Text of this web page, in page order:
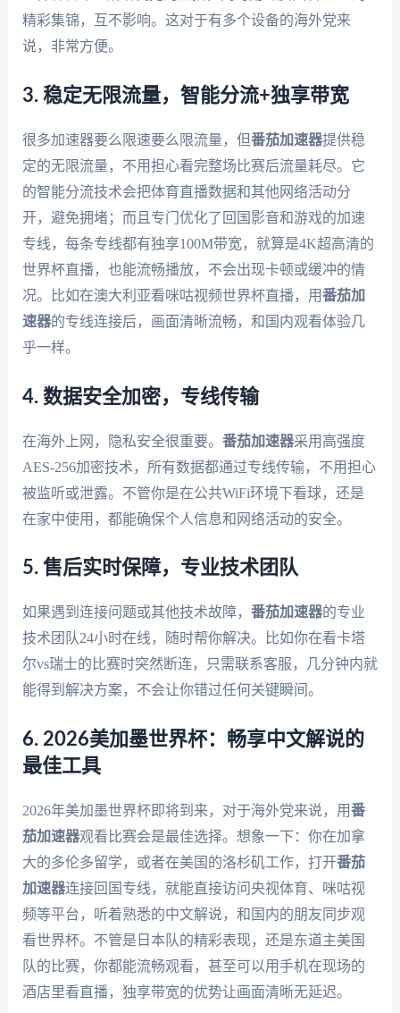
精彩集锦，互不影响。这对于有多个设备的海外党来
说，非常方便。
3. 稳定无限流量，智能分流+独享带宽
很多加速器要么限速要么限流量，但番茄加速器提供稳
定的无限流量，不用担心看完整场比赛后流量耗尽。它
的智能分流技术会把体育直播数据和其他网络活动分
开，避免拥堵；而且专门优化了回国影音和游戏的加速
专线，每条专线都有独享100M带宽，就算是4K超高清的
世界杯直播，也能流畅播放，不会出现卡顿或缓冲的情
况。比如在澳大利亚看咪咕视频世界杯直播，用番茄加
速器的专线连接后，画面清晰流畅，和国内观看体验几
乎一样。
4. 数据安全加密，专线传输
在海外上网，隐私安全很重要。 番茄加速器采用高强度
AES-256加密技术，所有数据都通过专线传输，不用担心
被监听或泄露。不管你是在公共WiFi环境下看球，还是
在家中使用，都能确保个人信息和网络活动的安全。
5. 售后实时保障，专业技术团队
如果遇到连接问题或其他技术故障， 番茄加速器的专业
技术团队24小时在线，随时帮你解决。比如你在看卡塔
尔vs瑞士的比赛时突然断连，只需联系客服，几分钟内就
能得到解决方案，不会让你错过任何关键瞬间。
6. 2026美加墨世界杯：畅享中文解说的
最佳工具
2026年美加墨世界杯即将到来，对于海外党来说，用番
茄加速器观看比赛会是最佳选择。想象一下：你在加拿
大的多伦多留学，或者在美国的洛杉矶工作，打开番茄
加速器连接回国专线，就能直接访问央视体育、咪咕视
频等平台，听着熟悉的中文解说，和国内的朋友同步观
看世界杯。不管是日本队的精彩表现，还是东道主美国
队的比赛，你都能流畅观看，甚至可以用手机在现场的
酒店里看直播，独享带宽的优势让画面清晰无延迟。